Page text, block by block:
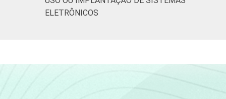
ELETRÔNICOS